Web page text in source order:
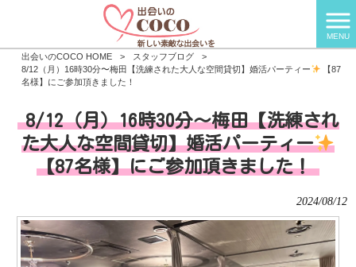
MENU
出会いのCOCO HOME > スタッフブログ
>
8/12（月）16時30分〜梅田【洗練された大人な空間貸切】婚活パーティー
【87
名様】にご参加頂きました！
8/12（月）16時30分〜梅田【洗練され
た大人な空間貸切】婚活パーティー
【87名様】にご参加頂きました！
2024/08/12